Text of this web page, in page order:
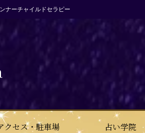
ナーチャイルドセラピー
クセス・駐車場 占い学院